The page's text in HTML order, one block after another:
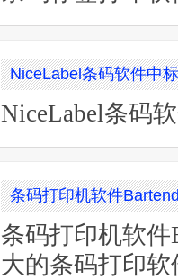
NiceLabel条码软件中
NiceLabel条码
条码打印机软件
条码打印机软件
大的条码打印